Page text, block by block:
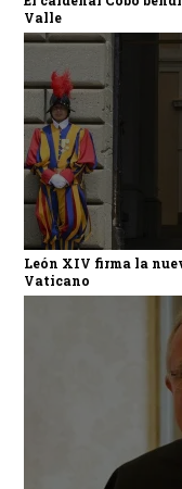
Valle
León XIV firma la
Vaticano